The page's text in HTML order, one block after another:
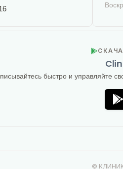
быстро и управляйте
©